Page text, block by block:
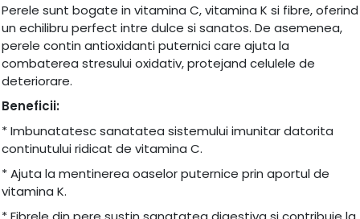
Perele sunt bogate in vitamina C, vitamina K si fibre, oferind
un echilibru perfect intre dulce si sanatos. De asemenea,
perele contin antioxidanti puternici care ajuta la
combaterea stresului oxidativ, protejand celulele de
deteriorare.
Beneficii:
* Imbunatatesc sanatatea sistemului imunitar datorita
continutului ridicat de vitamina C.
* Ajuta la mentinerea oaselor puternice prin aportul de
vitamina K.